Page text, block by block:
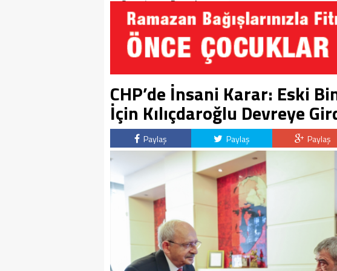
Soruşturma Dosyalarına
Yansıdı!
CHP’de İnsani Karar: Eski
İçin Kılıçdaroğlu Devreye
Paylaş Paylaş Paylaş